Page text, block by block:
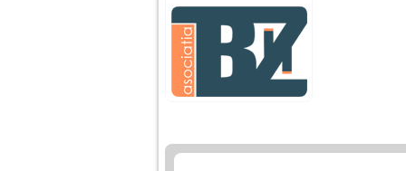
agresiva, orice
greseala era taxata cu
o palma sau pedepse.
De 4 ani am o relatie
serioasa cu un barbat
sa se manifeste o